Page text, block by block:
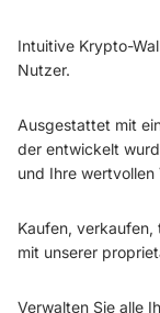
Intuitive Krypto-
Nutzer.
Ausgestattet mit
der entwickelt
und Ihre
Kaufen, verkaufen,
mit unserer
Verwalten Sie alle